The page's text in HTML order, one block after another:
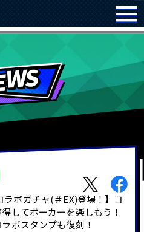
ボガチャ(＃EX)登場！】コ
してポーカーを楽しもう！
ボスタンプも復刻！